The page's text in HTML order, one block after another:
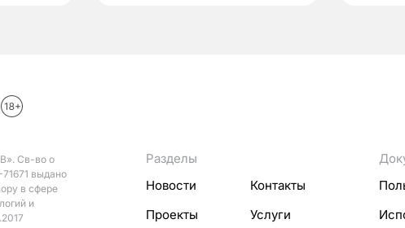
Св-во о
выдано
в сфере
и
Разделы
Новости
Контакты
Проекты
Услуги